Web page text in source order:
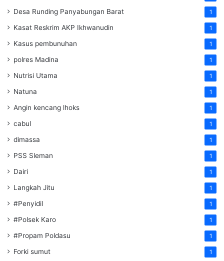
Desa Runding Panyabungan Barat 1
Kasat Reskrim AKP Ikhwanudin 1
Kasus pembunuhan 1
polres Madina 1
Nutrisi Utama 1
Natuna 1
Angin kencang lhoks 1
cabul 1
dimassa 1
PSS Sleman 1
Dairi 1
Langkah Jitu 1
#Penyidil 1
#Polsek Karo 1
#Propam Poldasu 1
Forki sumut 1